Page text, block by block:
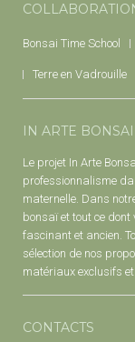
Bonsai Time School
Terre en Vadrouille
IN ARTE BONSAI
Le projet In Arte
professionnalisme
maternelle. Dans
bonsaï et tout ce
fascinant et ancien.
sélection de nos
matériaux exclusifs
CONTACTS